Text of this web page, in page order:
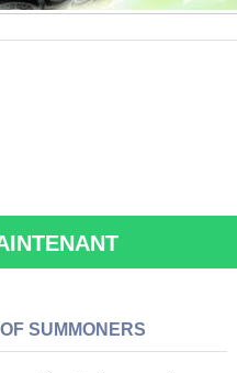
SUMMONERS